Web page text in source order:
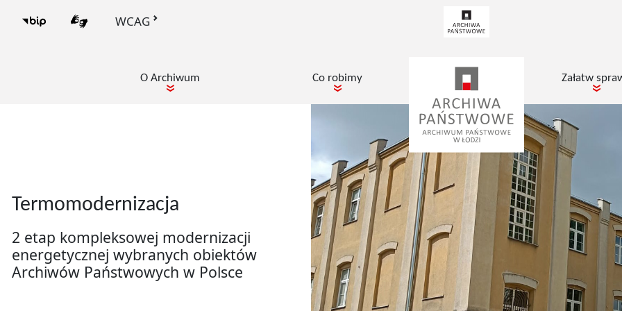
BIP Archiwum Państwowe w Łodzi
PJM WCAG
pokaż podmenu dla
O Archiwum pokaż podmenu dla
Co robimy Załatw
Termomodernizacja
2 etap kompleksowej modernizacji
energetycznej wybranych obiektów
Archiwów Państwowych w Polsce
Wirtualne wystawy Archiwum Państwowego w Łodzi
Państwowego w Łodzi
Zobacz, jak dokumenty, fotografie oraz
archiwalia opowiadają historię miasta,
regionu i jego mieszkańców.